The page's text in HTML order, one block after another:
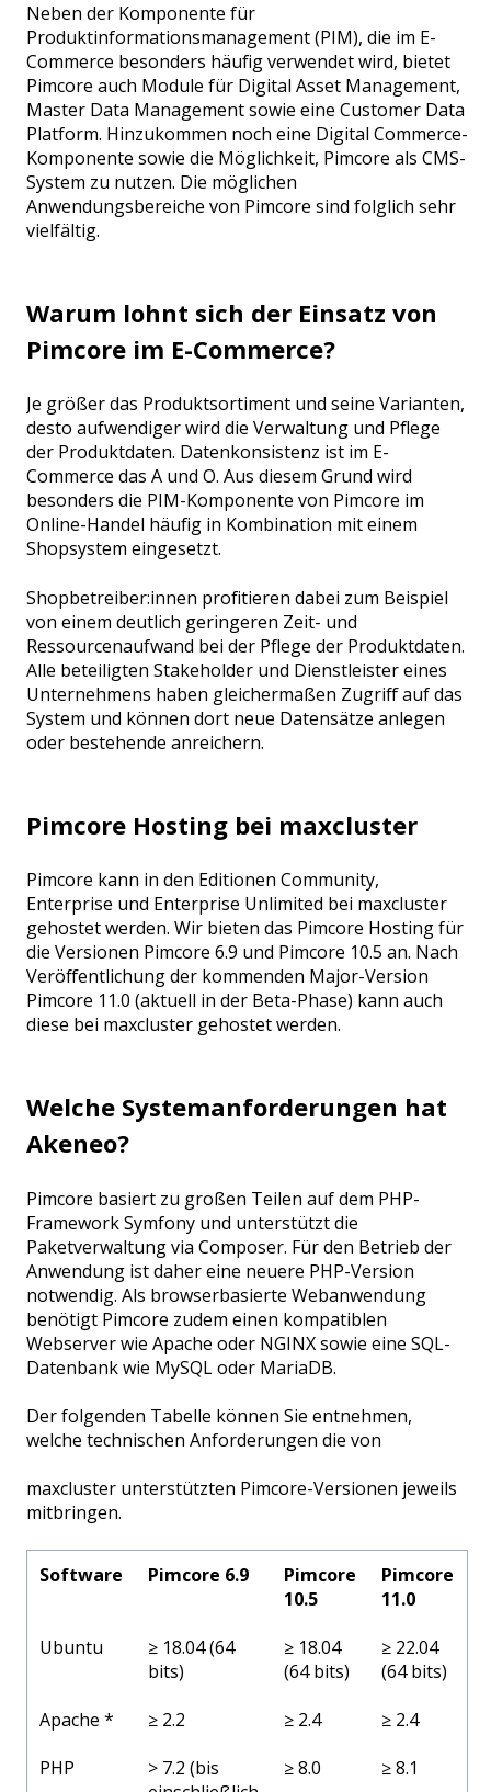
Neben der Komponente für
Produktinformationsmanagement (PIM), die im E-
Commerce besonders häufig verwendet wird, bietet
Pimcore auch Module für Digital Asset Management,
Master Data Management sowie eine Customer Data
Platform. Hinzukommen noch eine Digital Commerce-
Komponente sowie die Möglichkeit, Pimcore als CMS-
System zu nutzen. Die möglichen
Anwendungsbereiche von Pimcore sind folglich sehr
vielfältig.
Warum lohnt sich der Einsatz von
Pimcore im E-Commerce?
Je größer das Produktsortiment und seine Varianten,
desto aufwendiger wird die Verwaltung und Pflege
der Produktdaten. Datenkonsistenz ist im E-
Commerce das A und O. Aus diesem Grund wird
besonders die PIM-Komponente von Pimcore im
Online-Handel häufig in Kombination mit einem
Shopsystem eingesetzt.
Shopbetreiber:innen profitieren dabei zum Beispiel
von einem deutlich geringeren Zeit- und
Ressourcenaufwand bei der Pflege der Produktdaten.
Alle beteiligten Stakeholder und Dienstleister eines
Unternehmens haben gleichermaßen Zugriff auf das
System und können dort neue Datensätze anlegen
oder bestehende anreichern.
Pimcore Hosting bei maxcluster
Pimcore kann in den Editionen Community,
Enterprise und Enterprise Unlimited bei maxcluster
gehostet werden. Wir bieten das Pimcore Hosting für
die Versionen Pimcore 6.9 und Pimcore 10.5 an. Nach
Veröffentlichung der kommenden Major-Version
Pimcore 11.0 (aktuell in der Beta-Phase) kann auch
diese bei maxcluster gehostet werden.
Welche Systemanforderungen hat
Akeneo?
Pimcore basiert zu großen Teilen auf dem PHP-
Framework Symfony und unterstützt die
Paketverwaltung via Composer. Für den Betrieb der
Anwendung ist daher eine neuere PHP-Version
notwendig. Als browserbasierte Webanwendung
benötigt Pimcore zudem einen kompatiblen
Webserver wie Apache oder NGINX sowie eine SQL-
Datenbank wie MySQL oder MariaDB.
Der folgenden Tabelle können Sie entnehmen,
welche technischen Anforderungen die von
maxcluster unterstützten Pimcore-Versionen jeweils
mitbringen.
Software Pimcore 6.9
Pimcore
10.5
Pimcore
11.0
Ubuntu
≥ 18.04 (64
bits)
≥ 18.04
(64 bits)
≥ 22.04
(64 bits)
Apache *
≥ 2.2 ≥ 2.4
≥ 2.4
PHP
> 7.2 (bis
≥ 8.0 ≥ 8.1